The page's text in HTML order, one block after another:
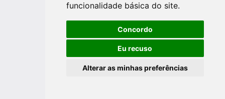
funcionalidade básica do site.
Concordo
Eu recuso
Alterar as minhas preferências